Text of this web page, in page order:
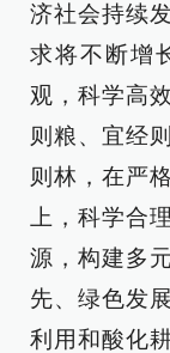
济社会持续
求将不断增
观，科学高
则粮、宜经
则林，在严
上，科学合
源，构建多
先、绿色发
利用和酸化